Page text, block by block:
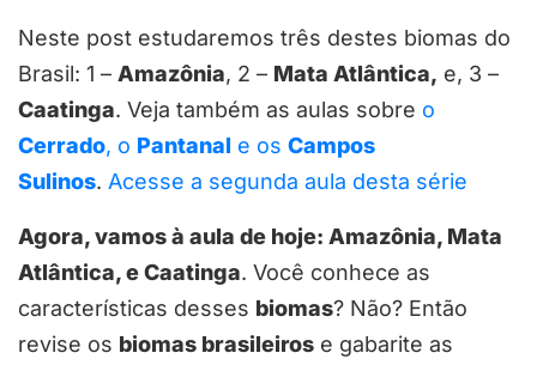
Neste post estudaremos três destes biomas do
Brasil: 1 – Amazônia, 2 – Mata Atlântica, e, 3 –
Caatinga. Veja também as aulas sobre o
Cerrado, o Pantanal e os Campos
Sulinos. Acesse a segunda aula desta série
Agora, vamos à aula de hoje: Amazônia, Mata
Atlântica, e Caatinga. Você conhece as
características desses biomas? Não? Então
revise os biomas brasileiros e gabarite as